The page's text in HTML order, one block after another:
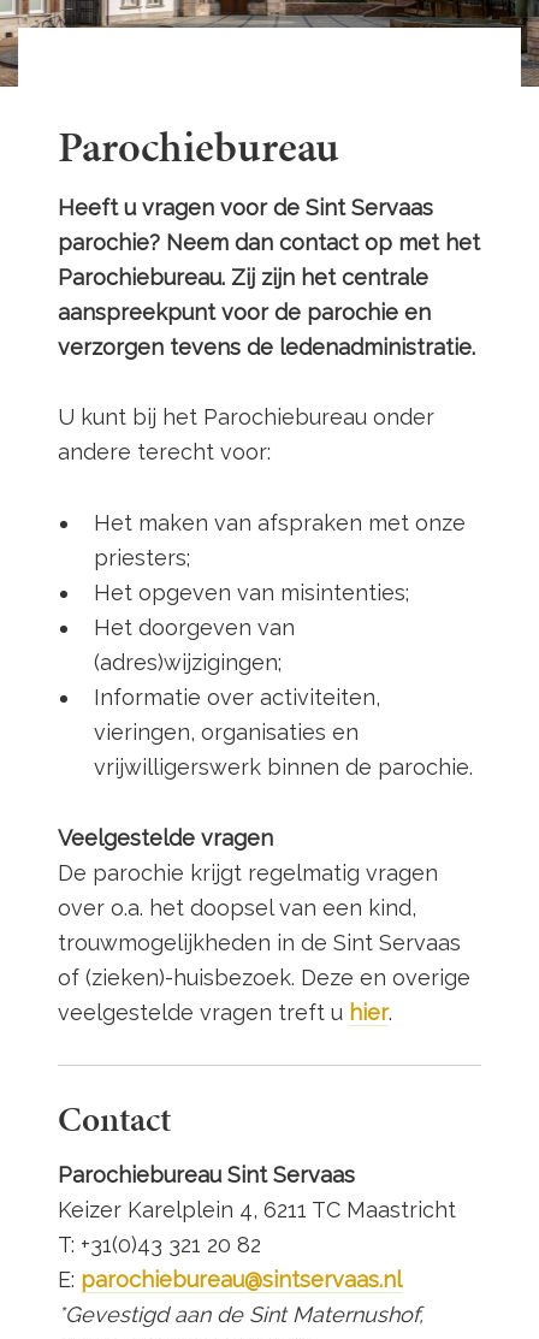
Parochiebureau
Heeft u vragen voor de Sint Servaas
parochie? Neem dan contact op met het
Parochiebureau. Zij zijn het centrale
aanspreekpunt voor de parochie en
verzorgen tevens de ledenadministratie.
U kunt bij het Parochiebureau onder
andere terecht voor:
Het maken van afspraken met onze
priesters;
Het opgeven van misintenties;
Het doorgeven van
(adres)wijzigingen;
Informatie over activiteiten,
vieringen, organisaties en
vrijwilligerswerk binnen de parochie.
Veelgestelde vragen
De parochie krijgt regelmatig vragen
over o.a. het doopsel van een kind,
trouwmogelijkheden in de Sint Servaas
of (zieken)-huisbezoek. Deze en overige
veelgestelde vragen treft u hier.
Contact
Parochiebureau Sint Servaas
Keizer Karelplein 4, 6211 TC Maastricht
T: +31(0)43 321 20 82
E: parochiebureau@sintservaas.nl
*Gevestigd aan de Sint Maternushof,